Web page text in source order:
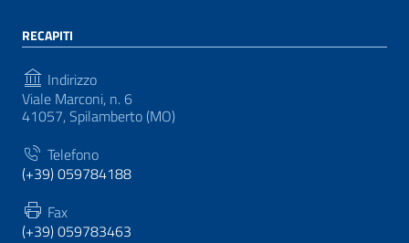
RECAPITI
Indirizzo
Viale Marconi, n. 6
41057, Spilamberto (MO)
Telefono
(+39) 059784188
Fax
(+39) 059783463